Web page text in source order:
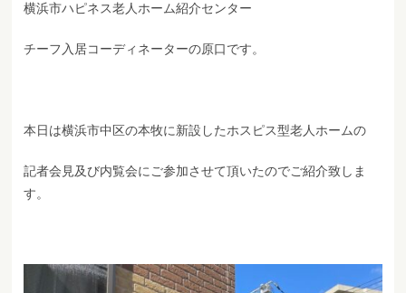
横浜市ハピネス老人ホーム紹介センター
チーフ入居コーディネーターの原口です。
本日は横浜市中区の本牧に新設したホスピス型老人ホームの
記者会見及び内覧会にご参加させて頂いたのでご紹介致しま
す。